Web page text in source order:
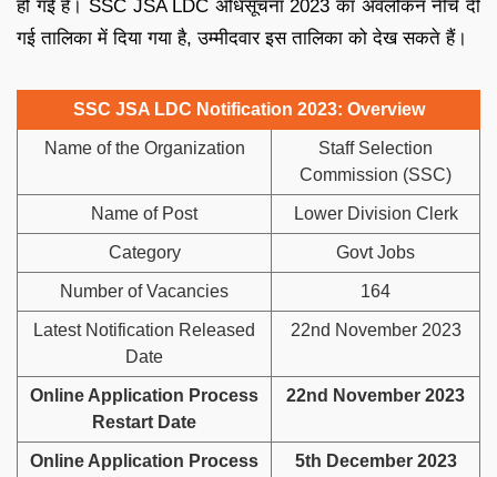
हो गई है। SSC JSA LDC अधिसूचना 2023 का अवलोकन नीचे दी
गई तालिका में दिया गया है, उम्मीदवार इस तालिका को देख सकते हैं।
SSC JSA LDC Notification 2023: Overview
Name of the Organization
Staff Selection
Commission (SSC)
Name of Post Lower Division Clerk
Category Govt Jobs
Number of Vacancies 164
Latest Notification Released
Date
22nd November 2023
Online Application Process
Restart Date
22nd November 2023
Online Application Process
5th December 2023